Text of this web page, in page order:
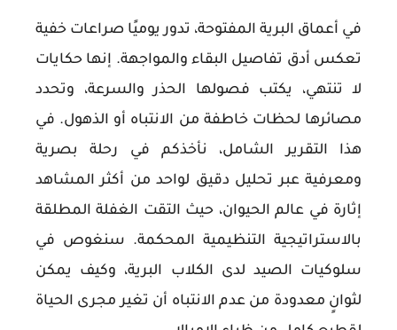
في أعماق البرية المفتوحة، تدور يوميًا صراعات خفية
تعكس أدق تفاصيل البقاء والمواجهة. إنها حكايات
لا تنتهي، يكتب فصولها الحذر والسرعة، وتحدد
مصائرها لحظات خاطفة من الانتباه أو الذهول. في
هذا التقرير الشامل، نأخذكم في رحلة بصرية
ومعرفية عبر تحليل دقيق لواحد من أكثر المشاهد
إثارة في عالم الحيوان، حيث التقت الغفلة المطلقة
بالاستراتيجية التنظيمية المحكمة. سنغوص في
سلوكيات الصيد لدى الكلاب البرية، وكيف يمكن
لثوانٍ معدودة من عدم الانتباه أن تغير مجرى الحياة